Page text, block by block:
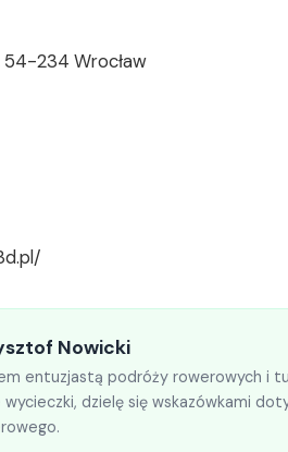
54-234 Wrocław
Nowicki
entuzjastą podróży rowerowych i
wycieczki, dzielę się wskazówkami